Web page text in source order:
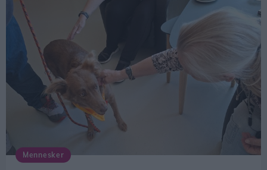
Mennesker